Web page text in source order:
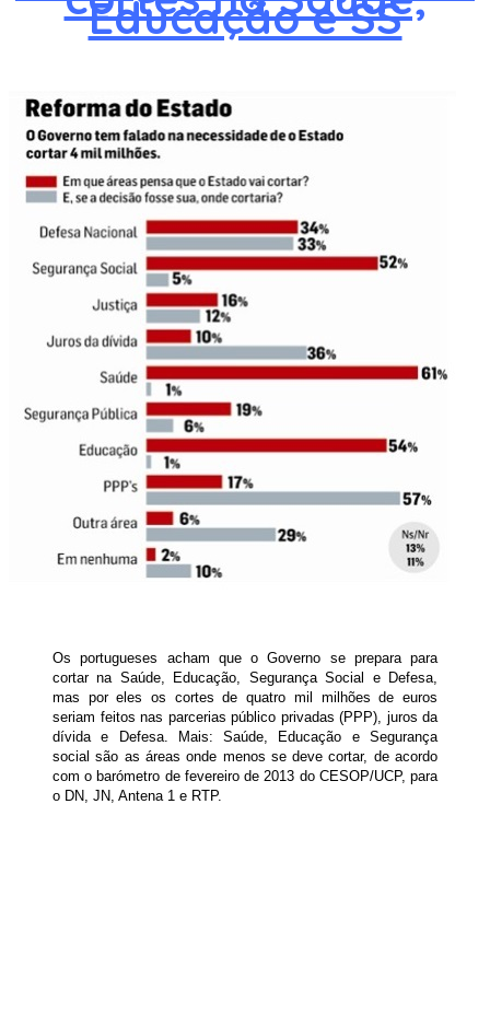
Educação e SS
Os portugueses acham que o Governo se prepara para
cortar na Saúde, Educação, Segurança Social e Defesa,
mas por eles os cortes de quatro mil milhões de euros
seriam feitos nas parcerias público privadas (PPP), juros da
dívida e Defesa. Mais: Saúde, Educação e Segurança
social são as áreas onde menos se deve cortar, de acordo
com o barómetro de fevereiro de 2013 do CESOP/UCP, para
o DN, JN, Antena 1 e RTP.